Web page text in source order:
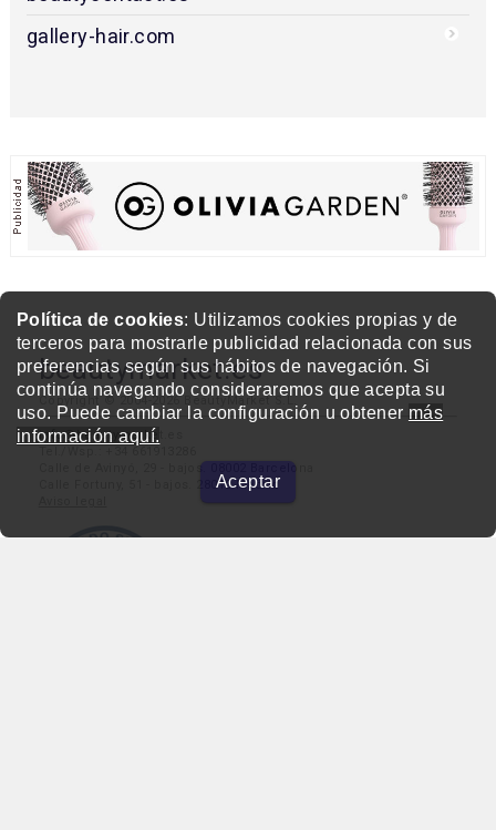
Política de cookies: Utilizamos cookies propias y de
terceros para mostrarle publicidad relacionada con sus
preferencias según sus hábitos de navegación. Si
continúa navegando consideraremos que acepta su
uso. Puede cambiar la configuración u obtener más
información aquí.
Aceptar
gallery-hair.com
beautymarket.es
Copyright © 2004-2026 BeautyMarket S.L.
info@beautymarket.es
Calle de Avinyó, 29 - bajos. 08002 Barcelona
Calle Fortuny, 51 - bajos. 28010 Madrid